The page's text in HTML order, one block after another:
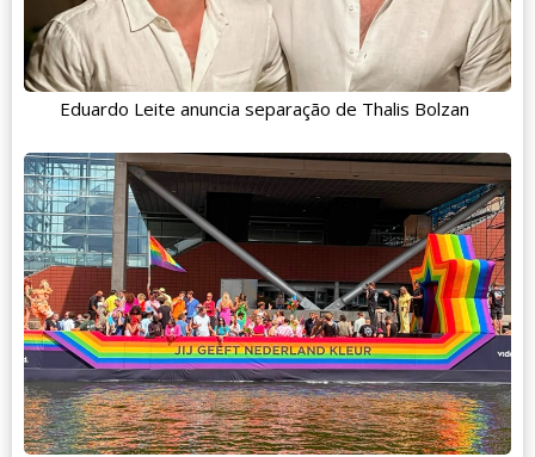
Eduardo Leite anuncia separação de Thalis Bolzan